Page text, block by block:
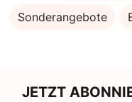
Sonderangebote
JETZT